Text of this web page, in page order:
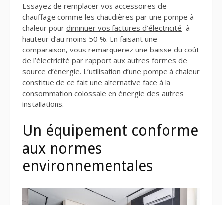
Essayez de remplacer vos accessoires de
chauffage comme les chaudières par une pompe à
chaleur pour diminuer vos factures d’électricité à
hauteur d’au moins 50 %. En faisant une
comparaison, vous remarquerez une baisse du coût
de l’électricité par rapport aux autres formes de
source d’énergie. L’utilisation d’une pompe à chaleur
constitue de ce fait une alternative face à la
consommation colossale en énergie des autres
installations.
Un équipement conforme
aux normes
environnementales